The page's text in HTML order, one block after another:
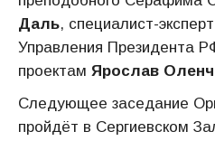
Даль, специалист-
Управления Президента
проектам Ярослав
Следующее заседание
пройдёт в Сергиевском